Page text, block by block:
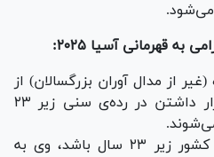
قهرمانی آسیا ۲۰۲۵:
از مدال آوران بزرگسالان) از
مراحل اول چرخه به شرط قرار داشتن در رده‌ی سنی زیر ۲۳
تبصره: در صورتی‌که قهرمان کشور زیر ۲۳ سال باشد، وی به